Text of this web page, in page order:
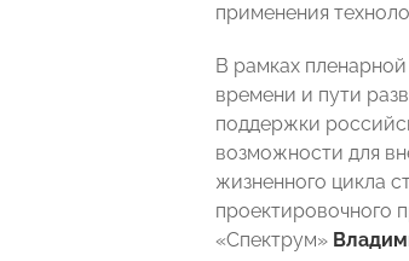
применения
В рамках
времени и пути
поддержки
возможности для
жизненного цикла
проектировочного
«Спектрум»